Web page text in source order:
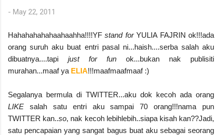
- May 22, 2011
Hahahahahahaahaahha!!!!YFstand forYULIA FAJRIN ok!!!ada
orang suruh aku buat entri pasal ni...haish....serba salah aku
dibuatnya....tapi just for fun ok...bukan nak publisiti
murahan...maaf ya ELIA!!!maafmaafmaaf :)
Segalanya bermula di TWITTER...aku dok kecoh ada orang
LIKE salah satu entri aku sampai 70 orang!!!nama pun
TWITTER kan..so, nak kecoh lebihlebih..siapa kisah kan??Jadi,
satu pencapaian yang sangat bagus buat aku sebagai seorang